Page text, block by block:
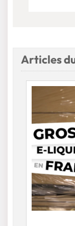
Articles